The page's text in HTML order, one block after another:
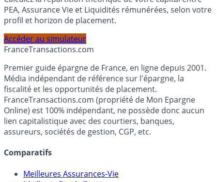
Calculez la répartition théorique de votre capital entre
PEA, Assurance Vie et Liquidités rémunérées, selon votre
profil et horizon de placement.
Accéder au simulateur
FranceTransactions.com
Premier guide épargne de France, en ligne depuis 2001.
Média indépendant de référence sur l'épargne, la
fiscalité et les opportunités de placement.
FranceTransactions.com (propriété de Mon Epargne
Online) est 100% indépendant, ne possède donc aucun
lien capitalistique avec des courtiers, banques,